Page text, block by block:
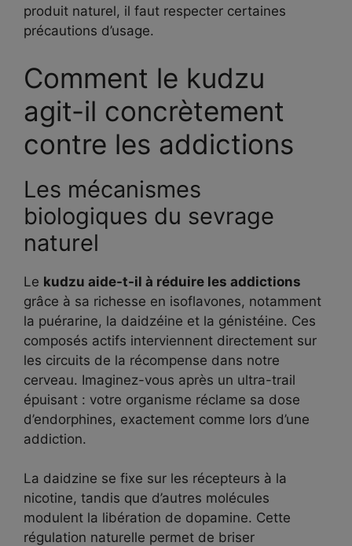
produit naturel, il faut respecter certaines
précautions d’usage.
Comment le kudzu
agit-il concrètement
contre les addictions
Les mécanismes
biologiques du sevrage
naturel
Le kudzu aide-t-il à réduire les addictions
grâce à sa richesse en isoflavones, notamment
la puérarine, la daidzéine et la génistéine. Ces
composés actifs interviennent directement sur
les circuits de la récompense dans notre
cerveau. Imaginez-vous après un ultra-trail
épuisant : votre organisme réclame sa dose
d’endorphines, exactement comme lors d’une
addiction.
La daidzine se fixe sur les récepteurs à la
nicotine, tandis que d’autres molécules
modulent la libération de dopamine. Cette
régulation naturelle permet de briser